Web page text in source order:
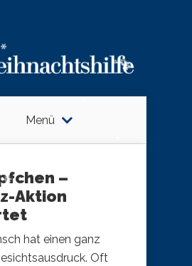
Menü
–
Aktion
hat einen ganz
Oft